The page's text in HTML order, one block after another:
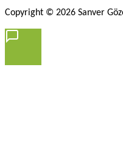
Copyright © 2026 Sanver